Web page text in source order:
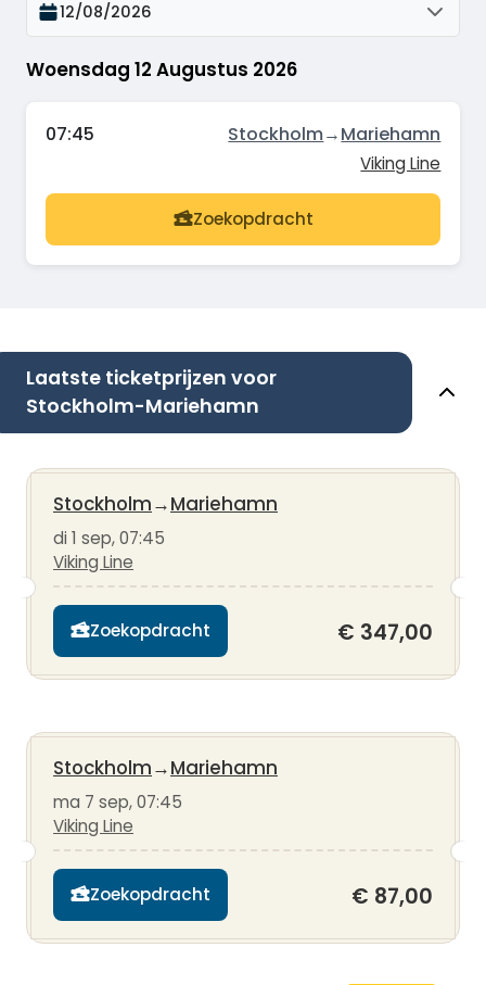
Woensdag 12 Augustus 2026
12/08/2026
07:45 Stockholm→Mariehamn
Viking Line
Zoekopdracht
Laatste ticketprijzen voor
Stockholm-Mariehamn
Stockholm→Mariehamn
di 1 sep, 07:45
Viking Line
Zoekopdracht € 347,00
Stockholm→Mariehamn
ma 7 sep, 07:45
Viking Line
Zoekopdracht € 87,00